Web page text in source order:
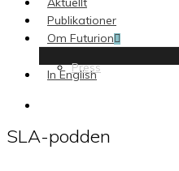
Publikationer
Om Futurion
Press
In English
SLA-podden